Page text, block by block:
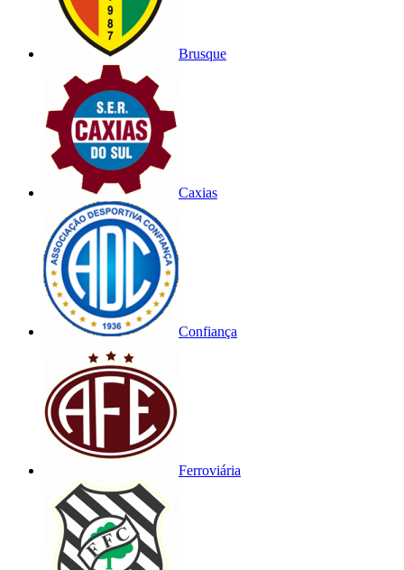
Brusque
Caxias
Confiança
Ferroviária